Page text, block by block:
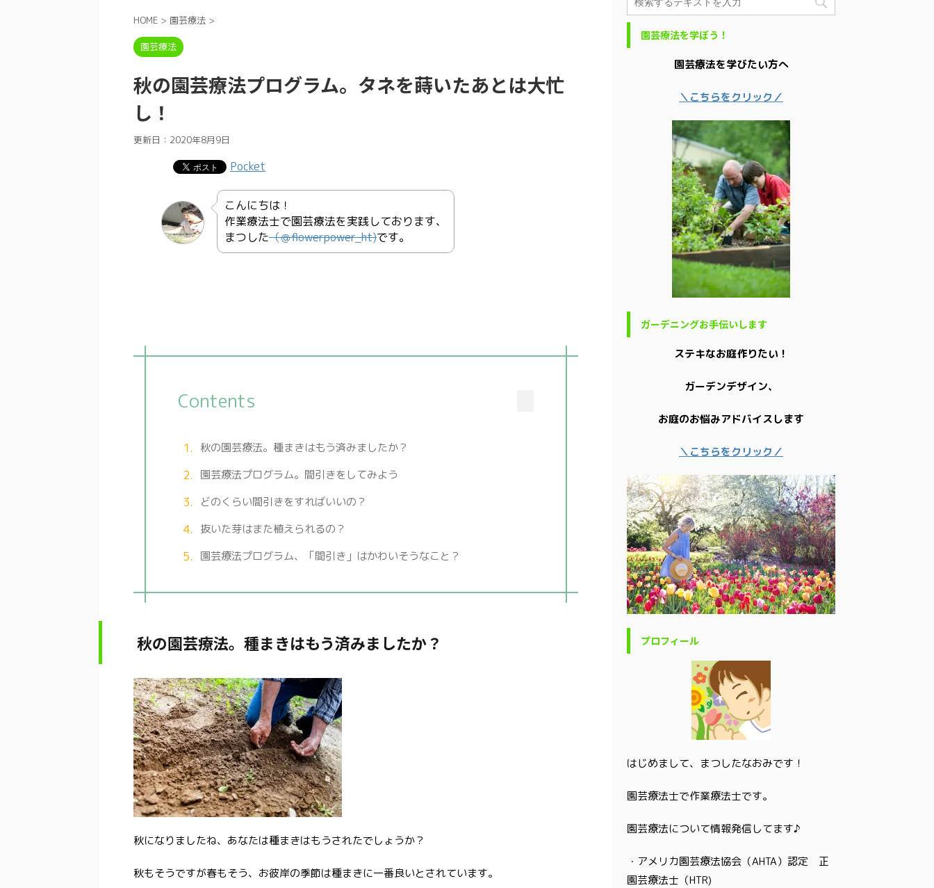
HOME > 園芸療法 >
園芸療法
秋の園芸療法プログラム。タネを蒔いたあとは大忙
し！
更新日： 2020年8月9日
Pocket
こんにちは！
作業療法士で園芸療法を実践しております、
まつした（＠flowerpower_ht)です。
Contents
秋の園芸療法。種まきはもう済みましたか？
園芸療法プログラム。間引きをしてみよう
どのくらい間引きをすればいいの？
抜いた芽はまた植えられるの？
園芸療法プログラム、「間引き」はかわいそうなこと？
秋の園芸療法。種まきはもう済みましたか？
秋になりましたね、あなたは種まきはもうされたでしょうか？
秋もそうですが春もそう、お彼岸の季節は種まきに一番良いとされています。
園芸療法を学ぼう！
園芸療法を学びたい方へ
＼こちらをクリック／
ガーデニングお手伝いします
ステキなお庭作りたい！
ガーデンデザイン、
お庭のお悩みアドバイスします
＼こちらをクリック／
プロフィール
はじめまして、まつしたなおみです！
園芸療法士で作業療法士です。
園芸療法について情報発信してます♪
・アメリカ園芸療法協会（AHTA）認定 正
園芸療法士（HTR)